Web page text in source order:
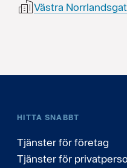
Västra
HITTA SNABBT
Tjänster för företag
Tjänster för